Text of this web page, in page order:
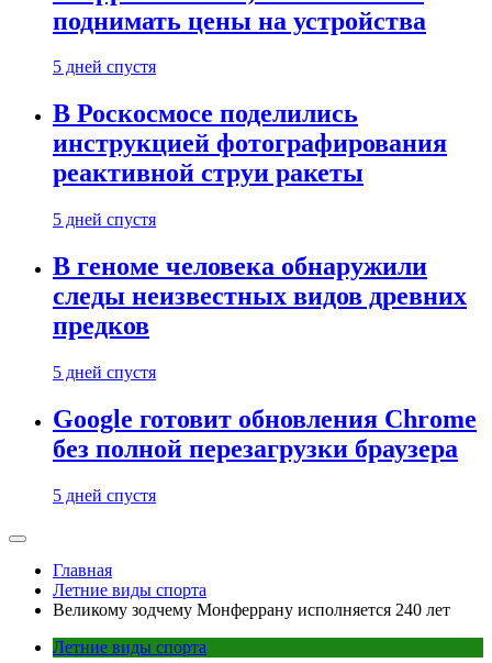
поднимать цены на устройства
5 дней спустя
В Роскосмосе поделились
инструкцией фотографирования
реактивной струи ракеты
5 дней спустя
В геноме человека обнаружили
следы неизвестных видов древних
предков
5 дней спустя
Google готовит обновления Chrome
без полной перезагрузки браузера
5 дней спустя
Главная
Летние виды спорта
Великому зодчему Монферрану исполняется 240 лет
Летние виды спорта